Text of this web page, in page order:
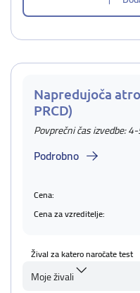
Napredujoča
PRCD)
Povprečni čas izvedbe:
Podrobno
Cena:
Cena za vzreditelje:
Žival za katero naročate test
Moje živali